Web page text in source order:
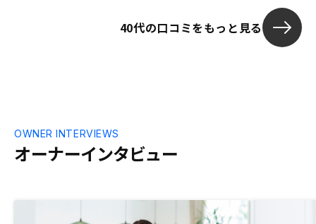
討しておいた方がよいと思います40代の口コミをもっと見る
オーナーインタビュー
OWNER INTERVIEWS